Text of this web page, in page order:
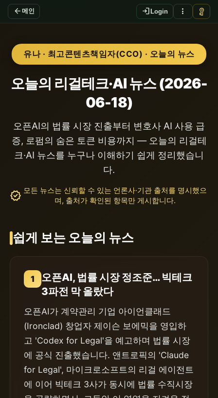
arrow_back 메인 login Login more_vert vpn_key
유나 · 최고콘텐츠책임자(CCO) · 오늘의 뉴스
오늘의 리걸테크·AI 뉴스 (2026-
06-18)
오픈AI의 법률 시장 진출부터 변호사 AI 사용 급
증, 로펌의 숨은 토큰 비용까지 — 오늘의 리걸테
크·AI 뉴스를 누구나 이해하기 쉽게 정리했습니
다.
verified 모든 뉴스는 신뢰할 수 있는 언론사·기관 출처를 명시했으
며, 출처가 확인된 항목만 게시합니다.
쉽게 보는 오늘의 뉴스
1
오픈AI, 법률 시장 정조준… 빅테크
3파전 막 올랐다
오픈AI가 계약관리 기업 아이언클래드
(Ironclad) 창업자 제이슨 보에믹을 영입하
고 'Codex for Legal'을 예고하며 법률 시장
에 공식 진출했습니다. 앤트로픽의 'Claude
for Legal', 마이크로소프트의 리걸 에이전트
에 이어 빅테크 3사가 동시에 법률 수직시장